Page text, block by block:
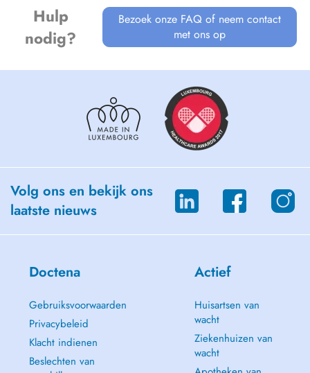
Hulp
nodig?
Bezoek onze FAQ of neem contact
met ons op
Volg ons en bekijk ons
laatste nieuws
Doctena
Gebruiksvoorwaarden
Privacybeleid
Klacht indienen
Beslechten van
Actief
Huisartsen van
wacht
Ziekenhuizen van
wacht